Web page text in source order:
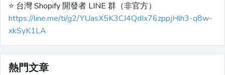
⭐️ 台灣 Shopify 開發者 LINE 群（非官方）
https://line.me/ti/g2/YUasX5K3CJ4QdIx76zppjHlh3-q8w-
xkSyK1LA
熱門文章